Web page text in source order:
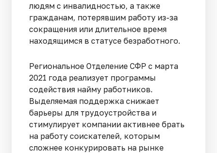
людям с инвалидностью, а также
гражданам, потерявшим работу из-за
сокращения или длительное время
находящимся в статусе безработного.
Региональное Отделение СФР с марта
2021 года реализует программы
содействия найму работников.
Выделяемая поддержка снижает
барьеры для трудоустройства и
стимулирует компании активнее брать
на работу соискателей, которым
сложнее конкурировать на рынке